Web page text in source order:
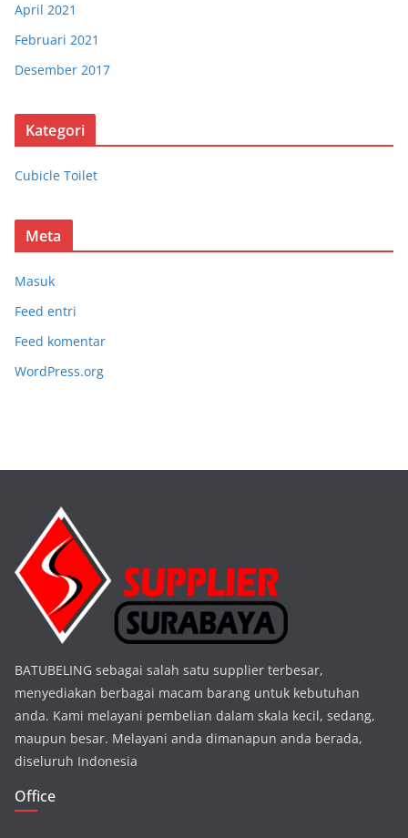
April 2021
Februari 2021
Desember 2017
Kategori
Cubicle Toilet
Meta
Masuk
Feed entri
Feed komentar
WordPress.org
BATUBELING sebagai salah satu supplier terbesar,
menyediakan berbagai macam barang untuk kebutuhan
anda. Kami melayani pembelian dalam skala kecil, sedang,
maupun besar. Melayani anda dimanapun anda berada,
diseluruh Indonesia
Office